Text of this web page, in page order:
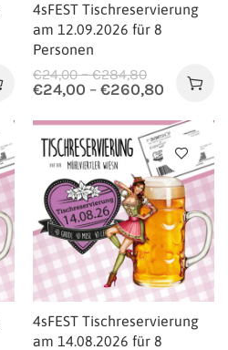
4sFEST Tischreservierung
am 12.09.2026 für 8
Personen
€24,00 –€284,80
€24,00 – €260,80
4sFEST Tischreservierung
am 14.08.2026 für 8